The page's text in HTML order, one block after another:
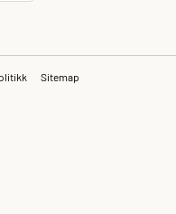
Sitemap